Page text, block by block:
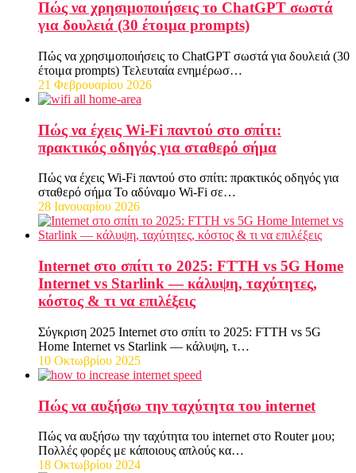
Πώς να χρησιμοποιήσεις το ChatGPT σωστά
για δουλειά (30 έτοιμα prompts)
Πώς να χρησιμοποιήσεις το ChatGPT σωστά για δουλειά (30
έτοιμα prompts) Τελευταία ενημέρωσ…
21 Φεβρουαρίου 2026
Πώς να έχεις Wi-Fi παντού στο σπίτι:
πρακτικός οδηγός για σταθερό σήμα
Πώς να έχεις Wi-Fi παντού στο σπίτι: πρακτικός οδηγός για
σταθερό σήμα Το αδύναμο Wi-Fi σε…
28 Ιανουαρίου 2026
Internet στο σπίτι το 2025: FTTH vs 5G Home
Internet vs Starlink — κάλυψη, ταχύτητες,
κόστος & τι να επιλέξεις
Σύγκριση 2025 Internet στο σπίτι το 2025: FTTH vs 5G
Home Internet vs Starlink — κάλυψη, τ…
10 Οκτωβρίου 2025
Πώς να αυξήσω την ταχύτητα του internet
Πώς να αυξήσω την ταχύτητα του internet στο Router μου;
Πολλές φορές με κάποιους απλούς κα…
18 Οκτωβρίου 2024